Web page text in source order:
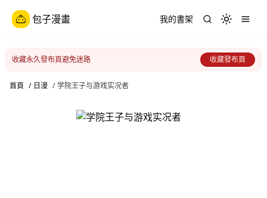
包子漫畫 我的書架 Toggle
收藏永久發布頁避免迷路 收藏發布頁
首頁 / 日漫 / 学院王子与游戏实况者